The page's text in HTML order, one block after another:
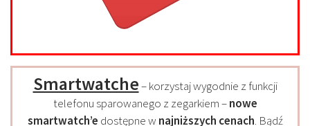
Smartwatche– korzystaj wygodnie z funkcji
telefonu sparowanego z zegarkiem –nowe
smartwatch’e dostępne w najniższych cenach. Bądź